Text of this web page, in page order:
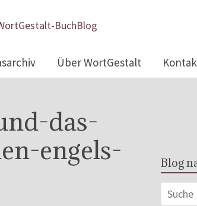
Über WortGestalt
das-
engels-
Blog